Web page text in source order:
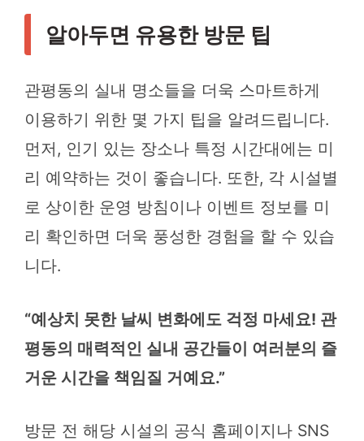
알아두면 유용한 방문 팁
관평동의 실내 명소들을 더욱 스마트하게
이용하기 위한 몇 가지 팁을 알려드립니다.
먼저, 인기 있는 장소나 특정 시간대에는 미
리 예약하는 것이 좋습니다. 또한, 각 시설별
로 상이한 운영 방침이나 이벤트 정보를 미
리 확인하면 더욱 풍성한 경험을 할 수 있습
니다.
“예상치 못한 날씨 변화에도 걱정 마세요! 관
평동의 매력적인 실내 공간들이 여러분의 즐
거운 시간을 책임질 거예요.”
방문 전 해당 시설의 공식 홈페이지나 SNS